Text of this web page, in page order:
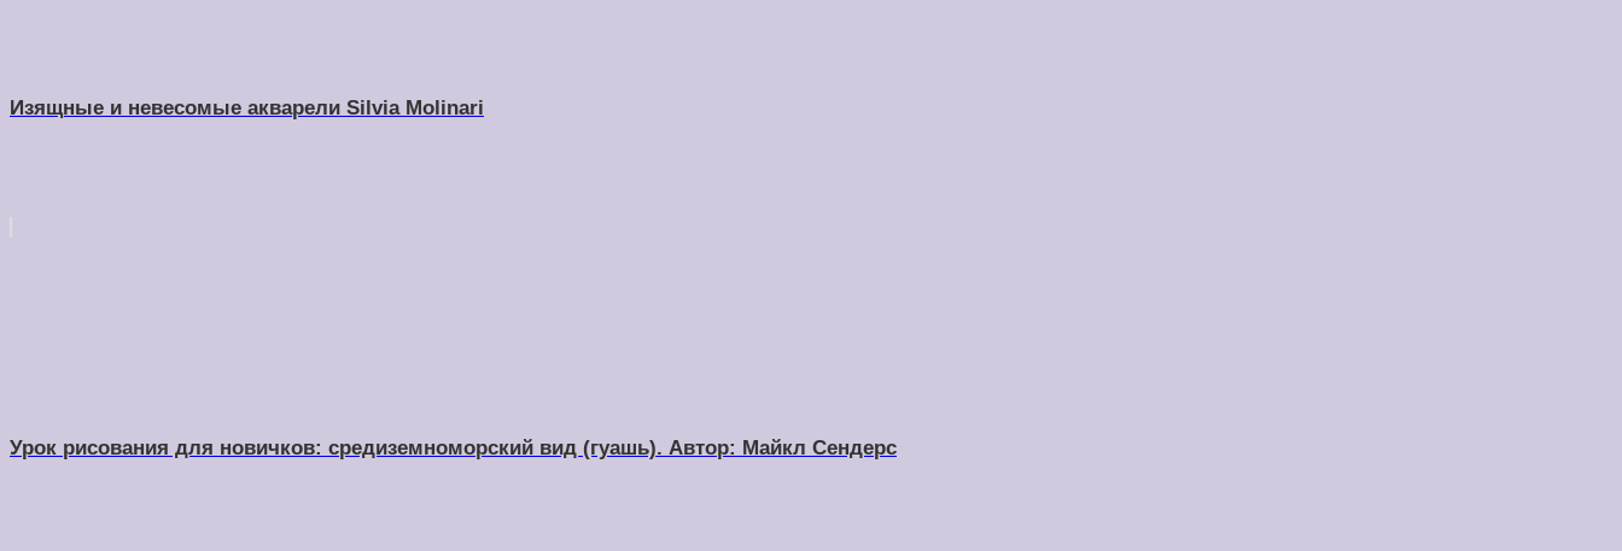
Изящные и невесомые акварели Silvia Molinari
Урок рисования для новичков: средиземноморский вид (гуашь). Автор: Майкл Сендерс